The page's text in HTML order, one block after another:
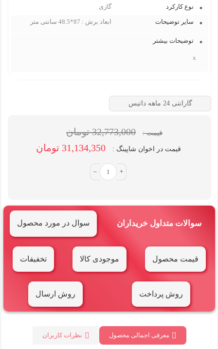
نوع کارکرد گازی
سایر توضیحات ابعاد برش : 87*48.5 سانتی متر
توضیحات بیشتر
x
گارانتی 24 ماهه داتیس
قیمت : 32,773,000 تومان
قیمت در اخوان شاپینگ : 31,134,350 تومان
– +
سوالات متداول خریداران سوال در مورد محصول
قیمت محصول موجودی کالا تخفیفات
روش پرداخت روش ارسال
معرفی اجمالی محصول نظرات کاربران